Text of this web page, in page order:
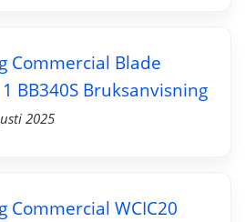
Commercial Blade
BB340S Bruksanvisning
2025
Commercial WCIC20